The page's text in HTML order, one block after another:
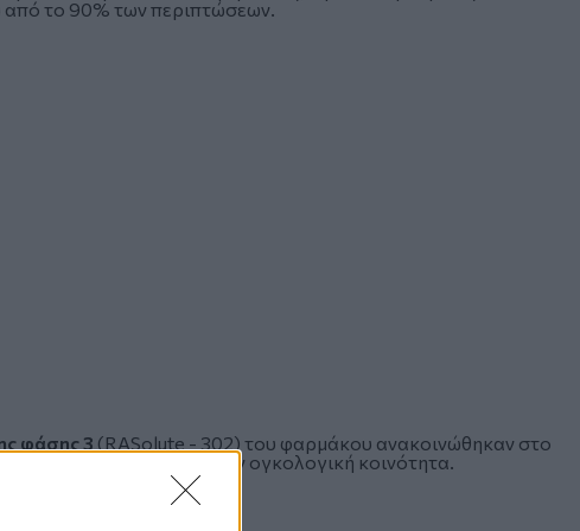
από το 90% των περιπτώσεων.
φάσης 3 (RASolute - 302) του φαρμάκου ανακοινώθηκαν στο
και εντυπωσίασαν την ογκολογική κοινότητα.